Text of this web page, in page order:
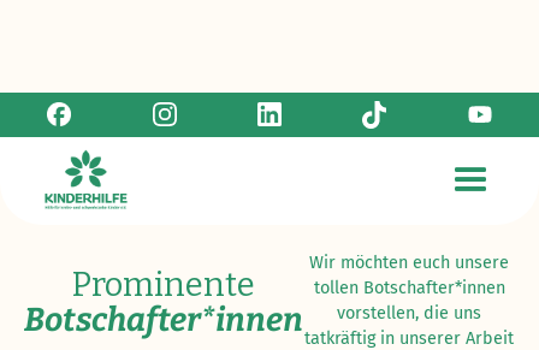
Unterstützer*innen
Prominente
Botschafter*innen
Wir möchten euch unsere
tollen Botschafter*innen
vorstellen, die uns
tatkräftig in unserer Arbeit